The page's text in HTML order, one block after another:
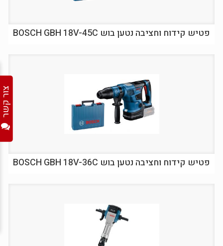
פטיש קידוח וחציבה נטען בוש BOSCH GBH 18V-45C
פטיש קידוח וחציבה נטען בוש BOSCH GBH 18V-36C